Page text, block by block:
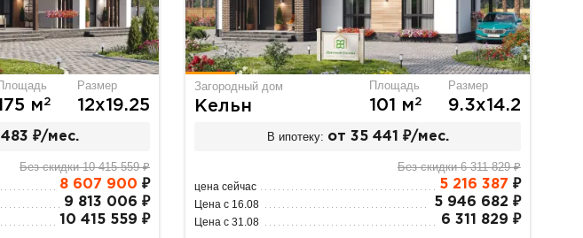
м2
Размер
12х19.25
₽/мес.
Без скидки 10 415 559 ₽
8 607 900 ₽
9 813 006 ₽
10 415 559 ₽
Загородный дом
Кельн
Площадь
101 м2
Размер
9.3х14.2
В ипотеку: от 35 441 ₽/мес.
Без скидки 6 311 829 ₽
цена сейчас 5 216 387 ₽
Цена с 16.08 5 946 682 ₽
Цена с 31.08 6 311 829 ₽